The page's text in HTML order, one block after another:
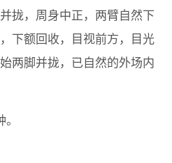
拢，周身中正，两臂自然下
下额回收，目视前方，目光
两脚并拢，已自然的外场内